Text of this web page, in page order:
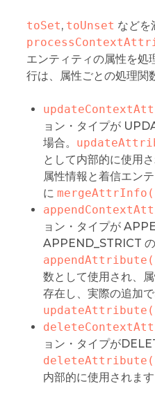
toSet, toUnset などを
エンティティの属性を処
行は、属性ごとの処理関
ョン・タイプが
場合。
として内部的に使用
属性情報と着信エン
に
ョン・タイプが
APPEND_STRICT
数として使用され、
存在し、実際の追加
ョン・タイプが
内部的に使用されます